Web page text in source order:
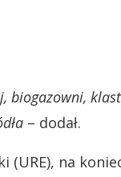
biogazowni,
– dodał.
(URE), na